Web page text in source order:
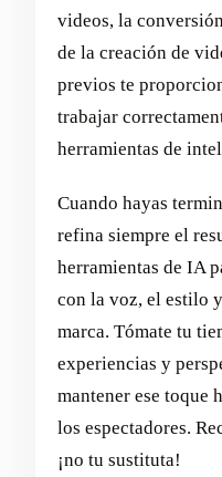
videos, la
de la creación de
previos te
trabajar
herramientas de
Cuando hayas
refina siempre el
herramientas de IA
con la voz, el estilo
marca. Tómate tu
experiencias y
mantener ese toque
los espectadores.
¡no tu sustituta!